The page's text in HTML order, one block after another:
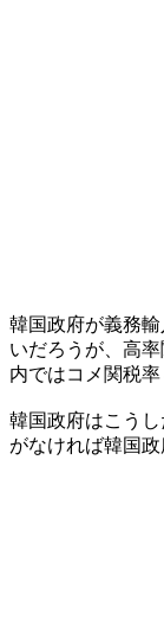
韓国政府が義務
いだろうが、高
内ではコメ関税
韓国政府はこう
がなければ韓国